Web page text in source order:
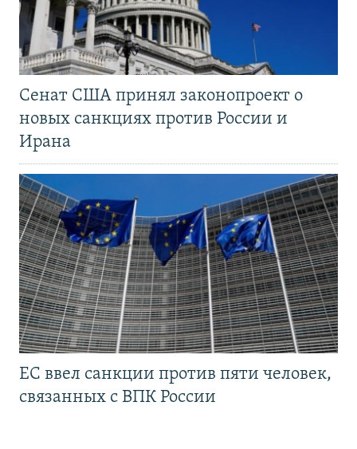
Сенат США принял законопроект о
новых санкциях против России и
Ирана
ЕС ввел санкции против пяти человек,
связанных с ВПК России